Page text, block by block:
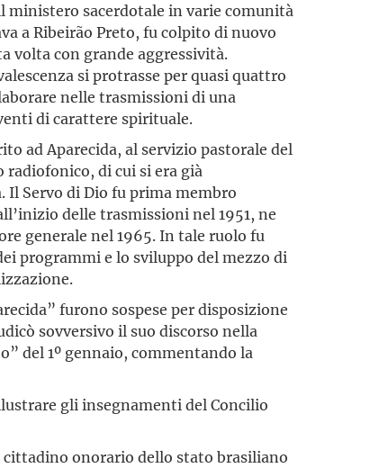
ministero sacerdotale in varie comunità
a Ribeirão Preto, fu colpito di nuovo
volta con grande aggressività.
si protrasse per quasi quattro
nelle trasmissioni di una
di carattere spirituale.
ad Aparecida, al servizio pastorale del
radiofonico, di cui si era già
Servo di Dio fu prima membro
delle trasmissioni nel 1951, ne
generale nel 1965. In tale ruolo fu
programmi e lo sviluppo del mezzo di
furono sospese per disposizione
sovversivo il suo discorso nella
del 1º gennaio, commentando la
gli insegnamenti del Concilio
onorario dello stato brasiliano